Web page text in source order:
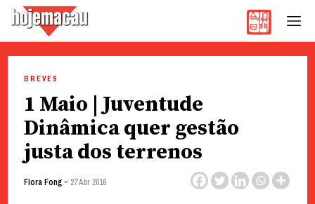
content
BREVES
1 Maio | Juventude
Dinâmica quer gestão
justa dos terrenos
Flora Fong- 27 Abr 2016